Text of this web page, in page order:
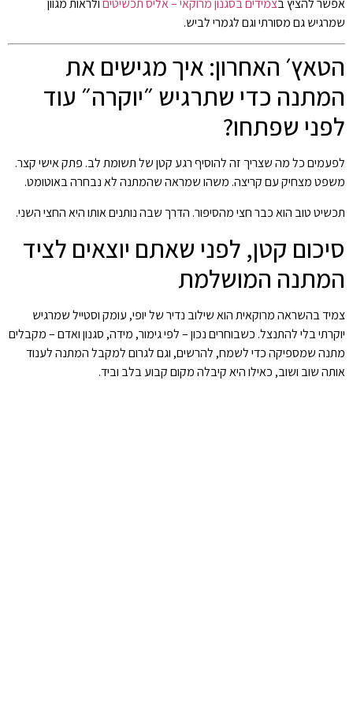
אפשר להציץ בצמידים בסגנון מרוקאי – אליס תכשיטיםולראות מגוון
שמרגיש גם מסורתי וגם לגמרי לביש.
הטאץ׳ האחרון: איך מגישים את
המתנה כדי שתרגיש ״יוקרה״ עוד
לפני שפתחו?
לפעמים כל מה שצריך זה להוסיף רגע קטן של תשומת לב. פתק אישי קצר.
משפט מצחיק עם קריצה. משהו שמראה שהמתנה לא נבחרה באוטומט.
תכשיט טוב הוא כבר חצי מהסיפור. הדרך שבה נותנים אותו היא החצי השני.
סיכום קטן, לפני שאתם יוצאים לציד
המתנה המושלמת
צמיד בהשראה מרוקאית הוא שילוב נדיר של יופי, עומק וסטייל שמרגיש
יוקרתי בלי להתנצל. כשבוחרים נכון – לפי גימור, מידה, סגנון ואדם – מקבלים
מתנה שמספיקה כדי לשמח, להרשים, וגם לגרום למקבל המתנה לענוד
אותה שוב ושוב, כאילו היא קיבלה מקום קבוע בלב וביד.